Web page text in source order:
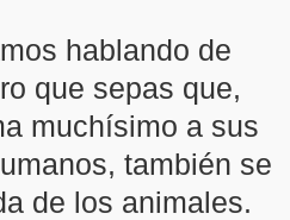
hablando de
que sepas que,
muchísimo a sus
también se
de los animales.